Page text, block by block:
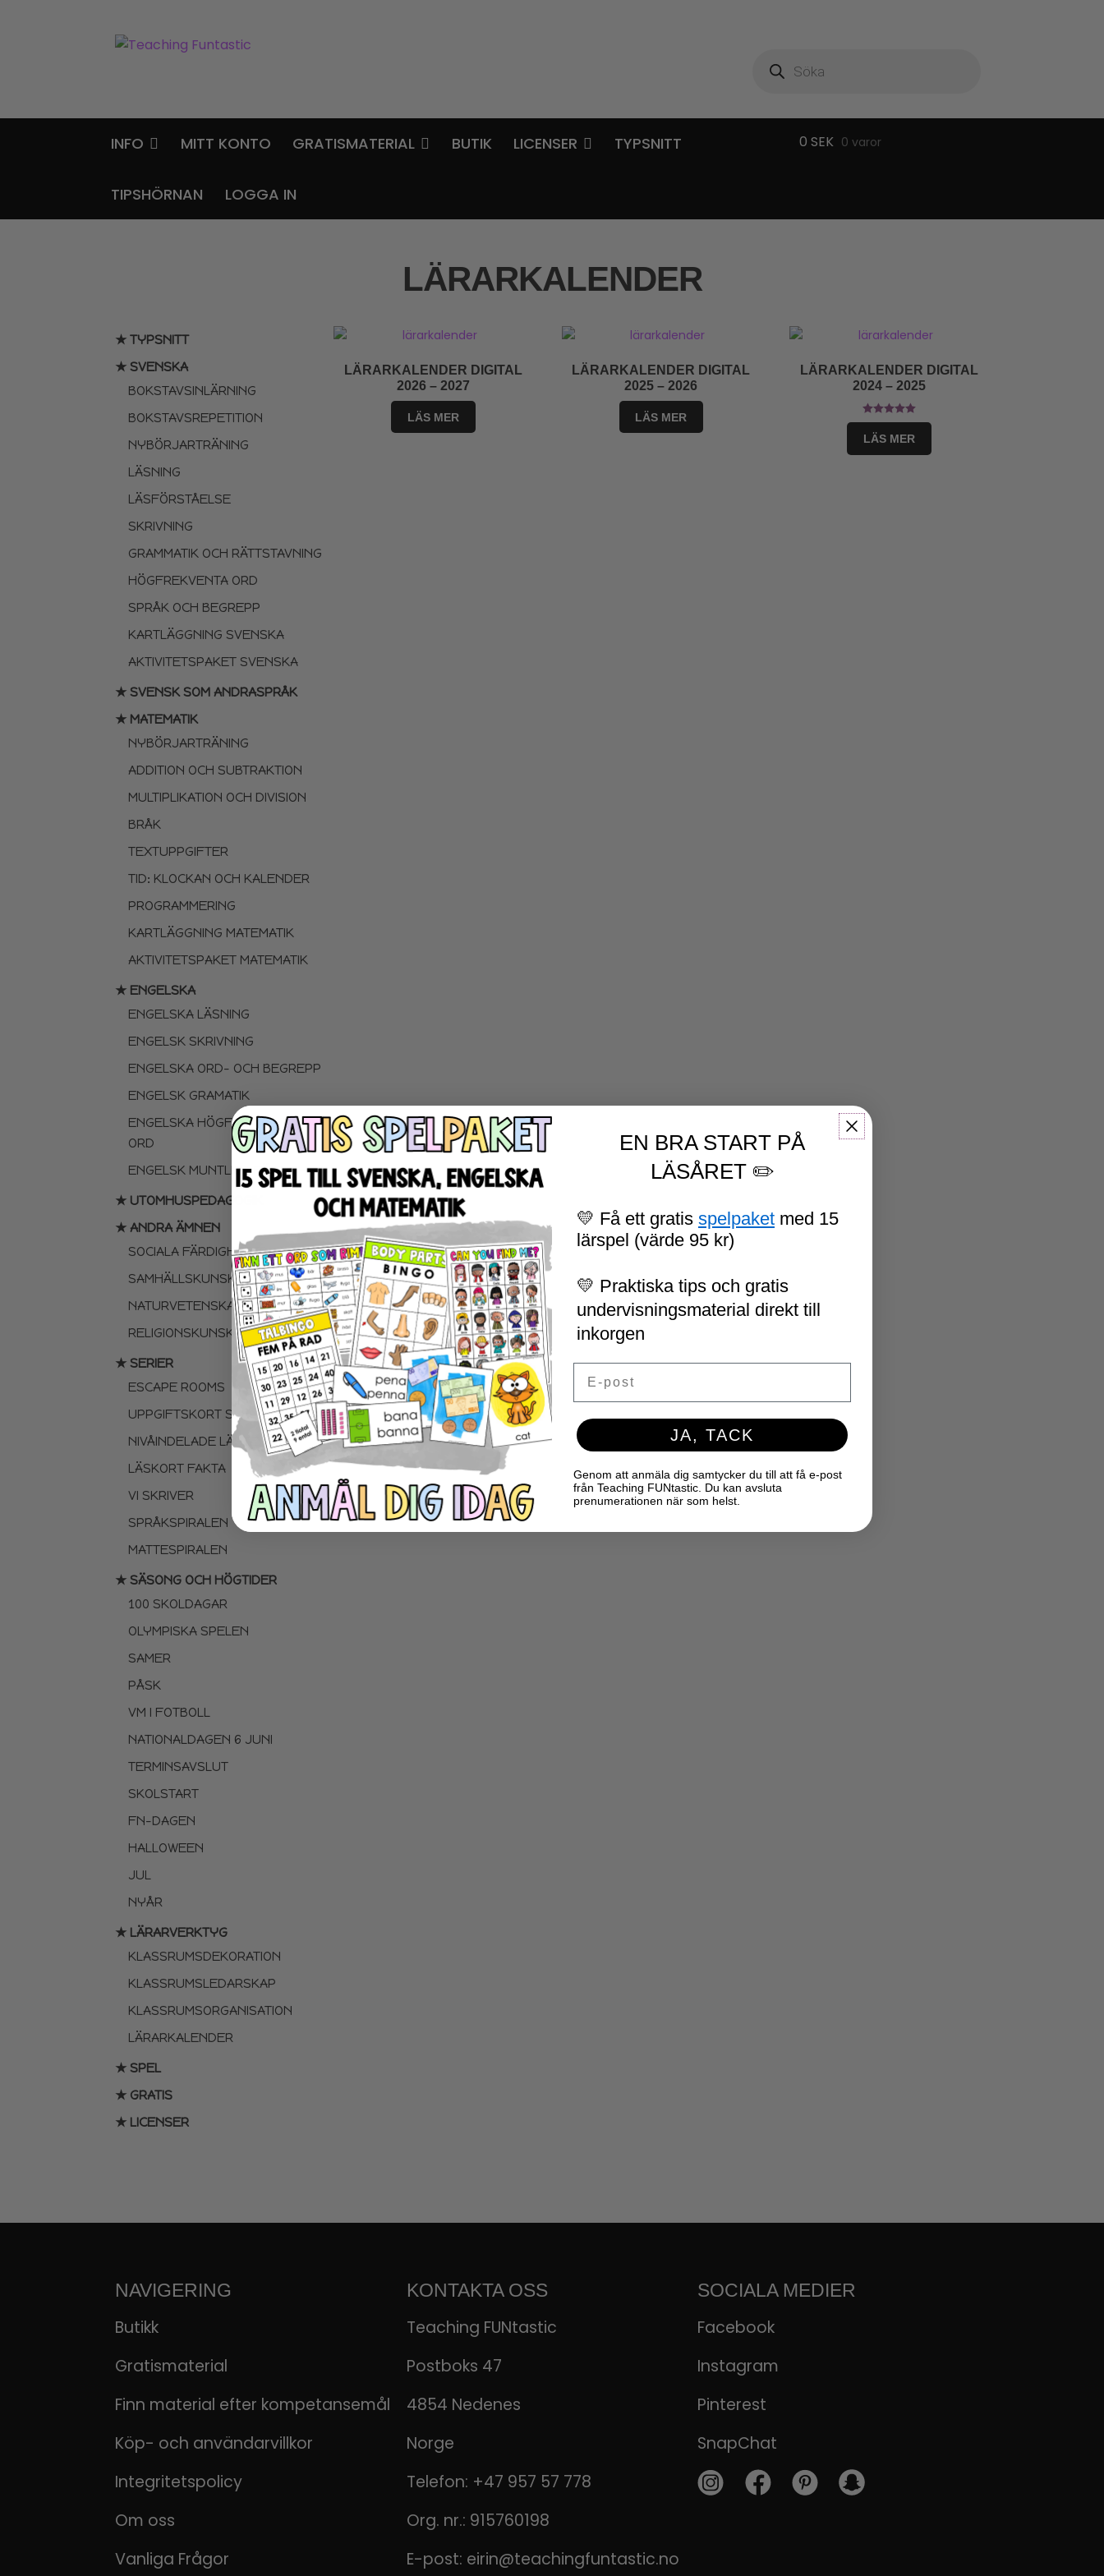
Hoppa
Gå
INFO MITT KONTO GRATISMATERIAL BUTIK LICENSER TYPSNITT
TIPSHÖRNAN LOGGA IN
0 SEK 0 varor
LÄRARKALENDER
★ TYPSNITT
★ SVENSKA
BOKSTAVSINLÄRNING
BOKSTAVSREPETITION
NYBÖRJARTRÄNING
LÄSNING
LÄSFÖRSTÅELSE
SKRIVNING
GRAMMATIK OCH RÄTTSTAVNING
HÖGFREKVENTA ORD
SPRÅK OCH BEGREPP
KARTLÄGGNING SVENSKA
AKTIVITETSPAKET SVENSKA
★ SVENSK SOM ANDRASPRÅK
★ MATEMATIK
NYBÖRJARTRÄNING
ADDITION OCH SUBTRAKTION
MULTIPLIKATION OCH DIVISION
BRÅK
TEXTUPPGIFTER
TID: KLOCKAN OCH KALENDER
PROGRAMMERING
KARTLÄGGNING MATEMATIK
AKTIVITETSPAKET MATEMATIK
★ ENGELSKA
ENGELSKA LÄSNING
ENGELSK SKRIVNING
ENGELSKA ORD- OCH BEGREPP
ENGELSK GRAMATIK
ENGELSKA HÖGFREKVENTA
ORD
ENGELSK MUNTLIGA FÄRDIGHET
★ UTOMHUSPEDAGOGIK
★ ANDRA ÄMNEN
SOCIALA FÄRDIGHETER
SAMHÄLLSKUNSKAP
NATURVETENSKAP
RELIGIONSKUNSKAP
★ SERIER
ESCAPE ROOMS
UPPGIFTSKORT SVENSKA
NIVÅINDELADE LÄSTEXTER
LÄSKORT FAKTA
VI SKRIVER
SPRÅKSPIRALEN
MATTESPIRALEN
★ SÄSONG OCH HÖGTIDER
100 SKOLDAGAR
OLYMPISKA SPELEN
SAMER
PÅSK
VM I FOTBOLL
NATIONALDAGEN 6 JUNI
TERMINSAVSLUT
SKOLSTART
FN-DAGEN
HALLOWEEN
JUL
NYÅR
★ LÄRARVERKTYG
KLASSRUMSDEKORATION
KLASSRUMSLEDARSKAP
KLASSRUMSORGANISATION
LÄRARKALENDER
★ SPEL
★ GRATIS
★ LICENSER
LÄRARKALENDER DIGITAL
2026 – 2027
LÄS MER
LÄRARKALENDER DIGITAL
2025 – 2026
LÄS MER
LÄRARKALENDER DIGITAL
2024 – 2025
Betygsatt
5.00 av 5
LÄS MER
NAVIGERING
Butikk
Gratismaterial
Finn material efter kompetansemål
Köp- och användarvillkor
Integritetspolicy
Om oss
Vanliga Frågor
KONTAKTA OSS
Teaching FUNtastic
Postboks 47
4854 Nedenes
Norge
Telefon: +47 957 57 778
Org. nr.: 915760198
E-post: eirin@teachingfuntastic.no
SOCIALA MEDIER
Facebook
Instagram
Pinterest
SnapChat
EN BRA START PÅ
LÄSÅRET ✏️
💛 Få ett gratis spelpaket med 15
lärspel (värde 95 kr)
💛 Praktiska tips och gratis
undervisningsmaterial direkt till
inkorgen
JA, TACK
Genom att anmäla dig samtycker du till att få e-post
från Teaching FUNtastic. Du kan avsluta
prenumerationen när som helst.